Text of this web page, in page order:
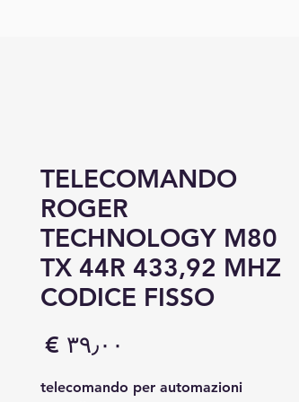
TELECOMANDO
ROGER
TECHNOLOGY M80
TX 44R 433,92 MHZ
CODICE FISSO
السعر
telecomando per automazioni